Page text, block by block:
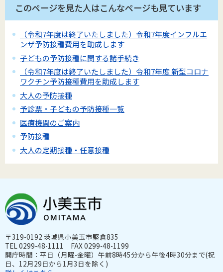
このページを見た人はこんなページも見ています
（令和7年度は終了いたしました）令和7年度インフルエ
ンザ予防接種費用を助成します
子どもの予防接種に関する諸手続き
（令和7年度は終了いたしました）令和7年度 新型コロナ
ワクチン予防接種費用を助成します
大人の予防接種
予診票・子どもの予防接種一覧
医療機関のご案内
予防接種
大人の定期接種・任意接種
〒319-0192 茨城県小美玉市堅倉835
TEL 0299-48-1111 FAX 0299-48-1199
開庁時間：平日（月曜-金曜）午前8時45分から午後4時30分まで(祝
日、12月29日から1月3日を除く)